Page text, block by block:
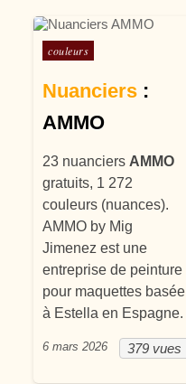
Posté dans
couleurs
Nuanciers :
AMMO
23 nuanciers AMMO
gratuits, 1 272
couleurs (nuances).
AMMO by Mig
Jimenez est une
entreprise de peinture
pour maquettes basée
à Estella en Espagne.
379 vues
6 mars 2026